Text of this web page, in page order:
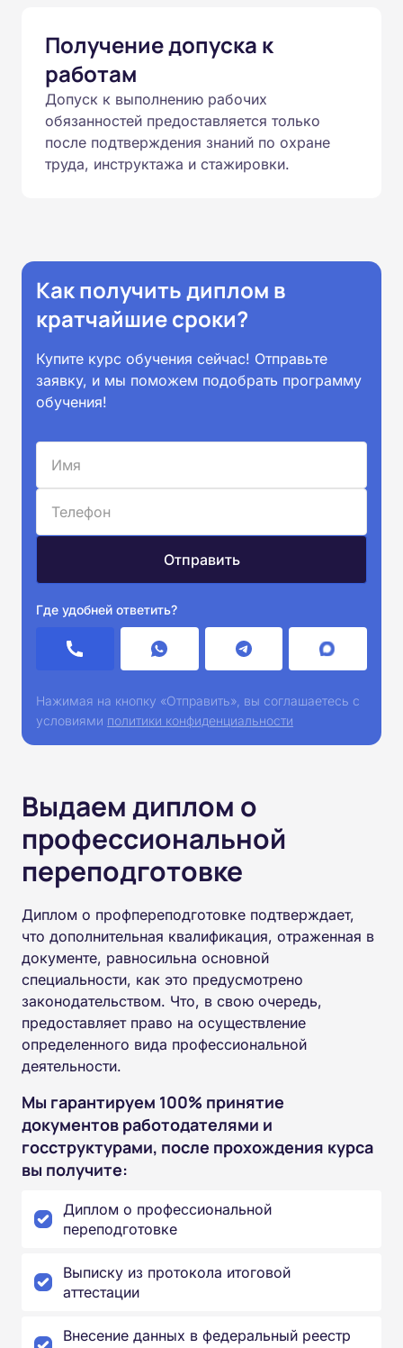
Получение допуска к
работам
Допуск к выполнению рабочих
обязанностей предоставляется только
после подтверждения знаний по охране
труда, инструктажа и стажировки.
Как получить диплом в
кратчайшие сроки?
Купите курс обучения сейчас! Отправьте
заявку, и мы поможем подобрать программу
обучения!
Где удобней ответить?
Нажимая на кнопку «Отправить», вы соглашаетесь с
условиями политики конфиденциальности
Выдаем диплом о
профессиональной
переподготовке
Диплом о профпереподготовке подтверждает,
что дополнительная квалификация, отраженная в
документе, равносильна основной
специальности, как это предусмотрено
законодательством. Что, в свою очередь,
предоставляет право на осуществление
определенного вида профессиональной
деятельности.
Мы гарантируем 100% принятие
документов работодателями и
госструктурами, после прохождения курса
вы получите:
Диплом о профессиональной
переподготовке
Выписку из протокола итоговой
аттестации
Внесение данных в федеральный реестр